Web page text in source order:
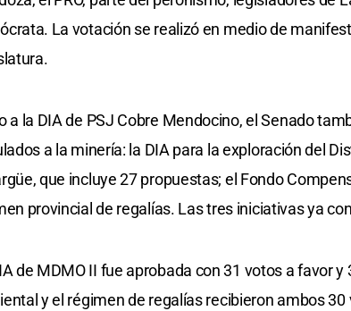
La votación se realizó en medio de
a la DIA de PSJ Cobre Mendocino, el Senado
a la minería: la DIA para la exploración del
que incluye 27 propuestas; el Fondo
provincial de regalías. Las tres iniciativas ya
de MDMO II fue aprobada con 31 votos a favor
y el régimen de regalías recibieron ambos